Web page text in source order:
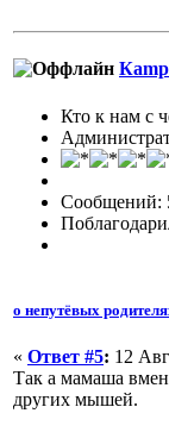
Кто к нам с
Сообщений:
о непутёвых
« Ответ #5: 12
Так а мамаша
других мышей.